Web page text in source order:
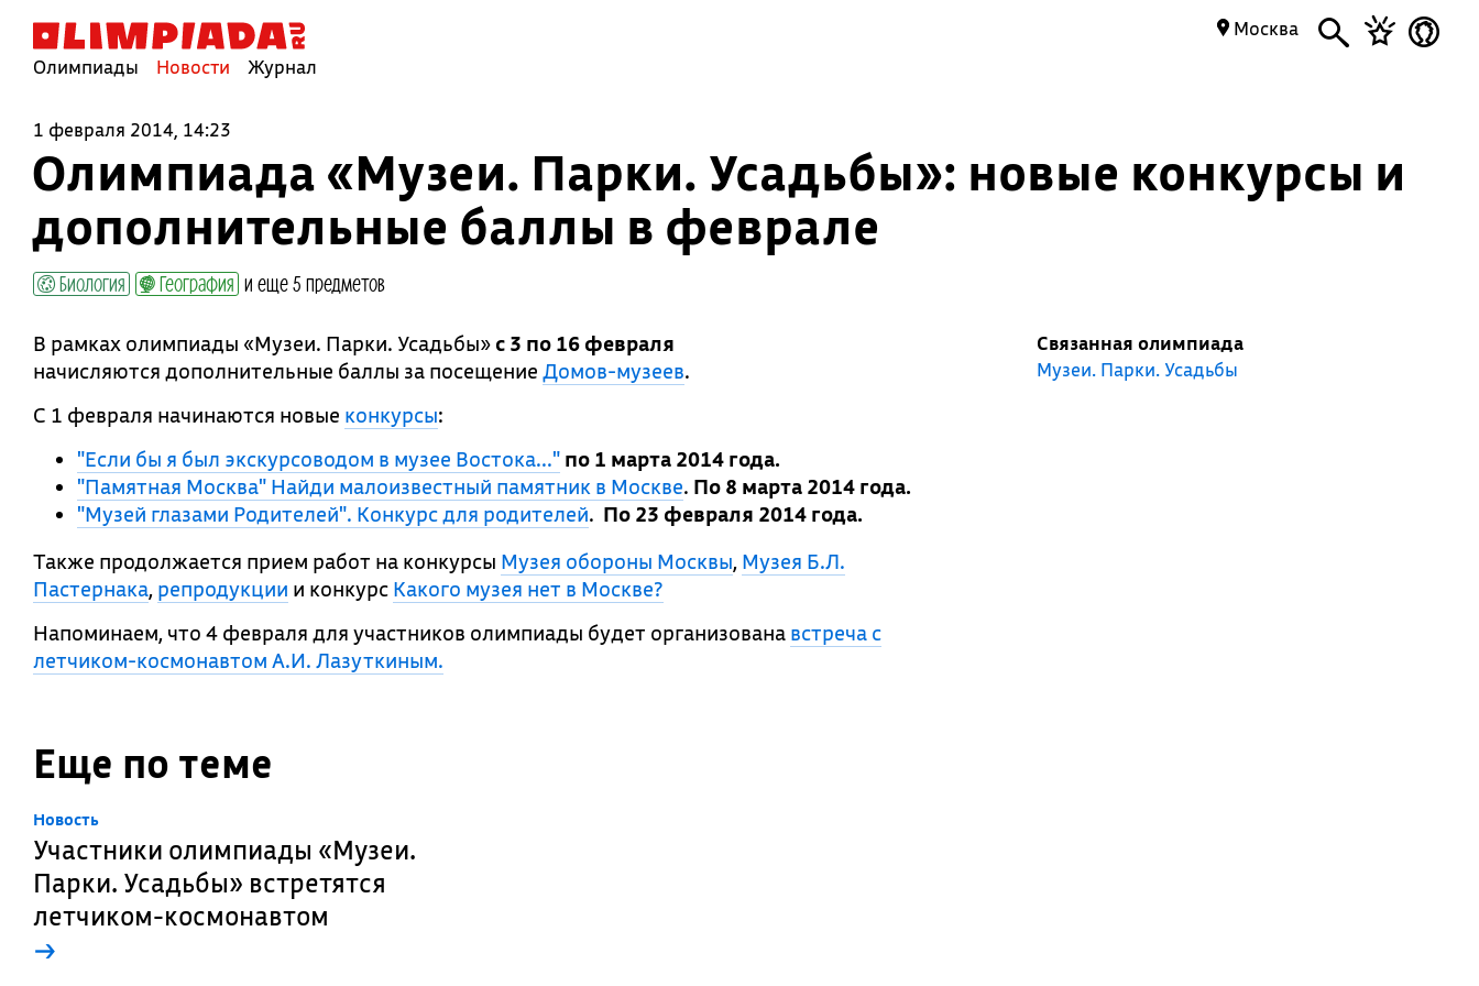
Олимпиады Новости Журнал
Москва
1 февраля 2014, 14:23
Олимпиада «Музеи. Парки. Усадьбы»: новые конкурсы и
дополнительные баллы в феврале
Биология География и еще 5 предметов
В рамках олимпиады «Музеи. Парки. Усадьбы» с 3 по 16 февраля
начисляются дополнительные баллы за посещение Домов-музеев.
С 1 февраля начинаются новые конкурсы:
"Если бы я был экскурсоводом в музее Востока..." по 1 марта 2014 года.
"Памятная Москва" Найди малоизвестный памятник в Москве. По 8 марта 2014 года.
"Музей глазами Родителей". Конкурс для родителей. По 23 февраля 2014 года.
Также продолжается прием работ на конкурсы Музея обороны Москвы, Музея Б.Л.
Пастернака, репродукции и конкурс Какого музея нет в Москве?
Напоминаем, что 4 февраля для участников олимпиады будет организована встреча с
летчиком-космонавтом А.И. Лазуткиным.
Связанная олимпиада
Музеи. Парки. Усадьбы
Еще по теме
Новость
Участники олимпиады «Музеи.
Парки. Усадьбы» встретятся
летчиком-космонавтом
→